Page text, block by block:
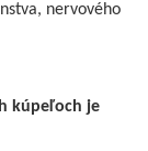
nervového
kúpeľoch je